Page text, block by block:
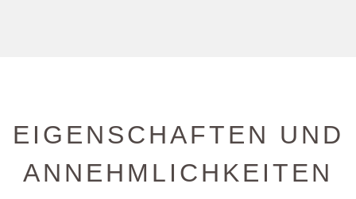
EIGENSCHAFTEN UND
ANNEHMLICHKEITEN